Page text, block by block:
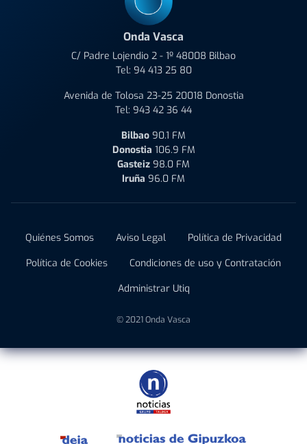
Onda Vasca
C/ Padre Lojendio 2 - 1º 48008 Bilbao
Tel: 94 413 25 80
Avenida de Tolosa 23-25 20018 Donostia
Tel: 943 42 36 44
Bilbao 90.1 FM
Donostia 106.9 FM
Gasteiz 98.0 FM
Iruña 96.0 FM
Quiénes Somos Aviso Legal
Política de Privacidad
Política de Cookies
Condiciones de uso y Contratación
Administrar Utiq
© 2021 Onda Vasca